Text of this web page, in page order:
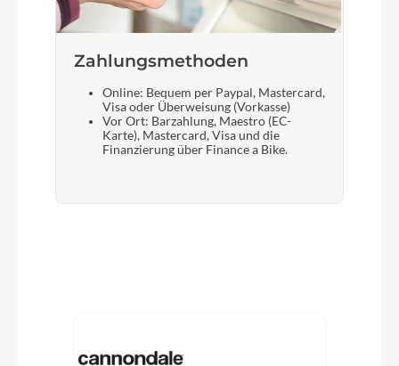
Zahlungsmethoden
Online: Bequem per Paypal, Mastercard,
Visa oder Überweisung (Vorkasse)
Vor Ort: Barzahlung, Maestro (EC-
Karte), Mastercard, Visa und die
Finanzierung über Finance a Bike.